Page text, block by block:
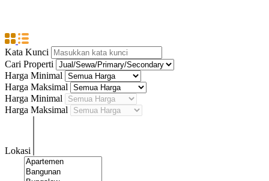
Kata Kunci
Cari Properti
Harga Minimal
Harga Maksimal
Harga Minimal
Harga Maksimal
Lokasi